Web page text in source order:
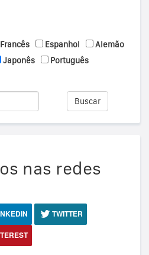
Francês Espanhol
Alemão
Japonês
Português
Buscar
nas redes
TWITTER